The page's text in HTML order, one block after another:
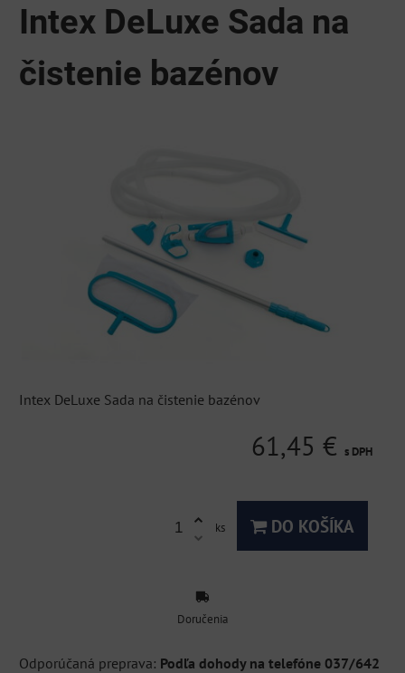
Intex DeLuxe Sada na
čistenie bazénov
Intex DeLuxe Sada na čistenie bazénov
61,45 € s DPH
ks DO KOŠÍKA
Doručenia
Podľa dohody na telefóne 037/642